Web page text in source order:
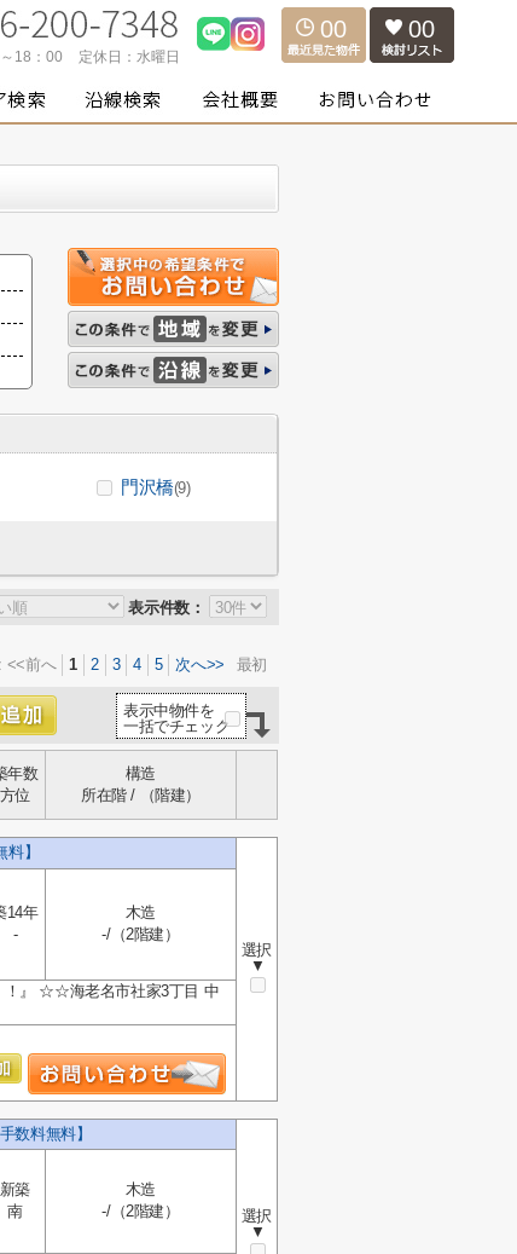
18：00 定休日： 水曜日
00 00
門沢橋(9)
表示件数：
<<前へ 1 2 3 4 5 次へ>> 最初
表示中物件を
一括でチェック
年数
方位
構造
所在階 / （階建）
】
選択
▼
14年
-
木造
-/（2階建）
！』 ☆☆海老名市社家3丁目 中
料無料】
選択
▼
新築
南
木造
-/（2階建）